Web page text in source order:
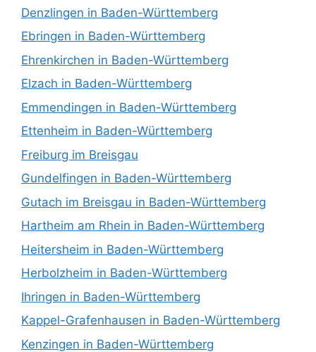
Denzlingen in Baden-Württemberg
Ebringen in Baden-Württemberg
Ehrenkirchen in Baden-Württemberg
Elzach in Baden-Württemberg
Emmendingen in Baden-Württemberg
Ettenheim in Baden-Württemberg
Freiburg im Breisgau
Gundelfingen in Baden-Württemberg
Gutach im Breisgau in Baden-Württemberg
Hartheim am Rhein in Baden-Württemberg
Heitersheim in Baden-Württemberg
Herbolzheim in Baden-Württemberg
Ihringen in Baden-Württemberg
Kappel-Grafenhausen in Baden-Württemberg
Kenzingen in Baden-Württemberg